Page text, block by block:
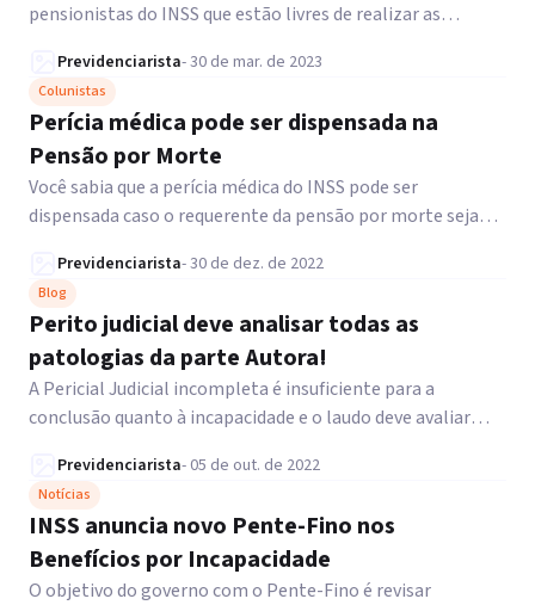
pensionistas do INSS que estão livres de realizar as
Previdenciarista-30 de mar. de 2023
Colunistas
Perícia médica pode ser dispensada na
Pensão por Morte
Você sabia que a perícia médica do INSS pode ser
dispensada caso o requerente da pensão por morte seja
Previdenciarista-30 de dez. de 2022
Blog
Perito judicial deve analisar todas as
patologias da parte Autora!
A Pericial Judicial incompleta é insuficiente para a
conclusão quanto à incapacidade e o laudo deve avaliar
Previdenciarista- 05 de out. de 2022
Notícias
INSS anuncia novo Pente-Fino nos
Benefícios por Incapacidade
O objetivo do governo com o Pente-Fino é revisar